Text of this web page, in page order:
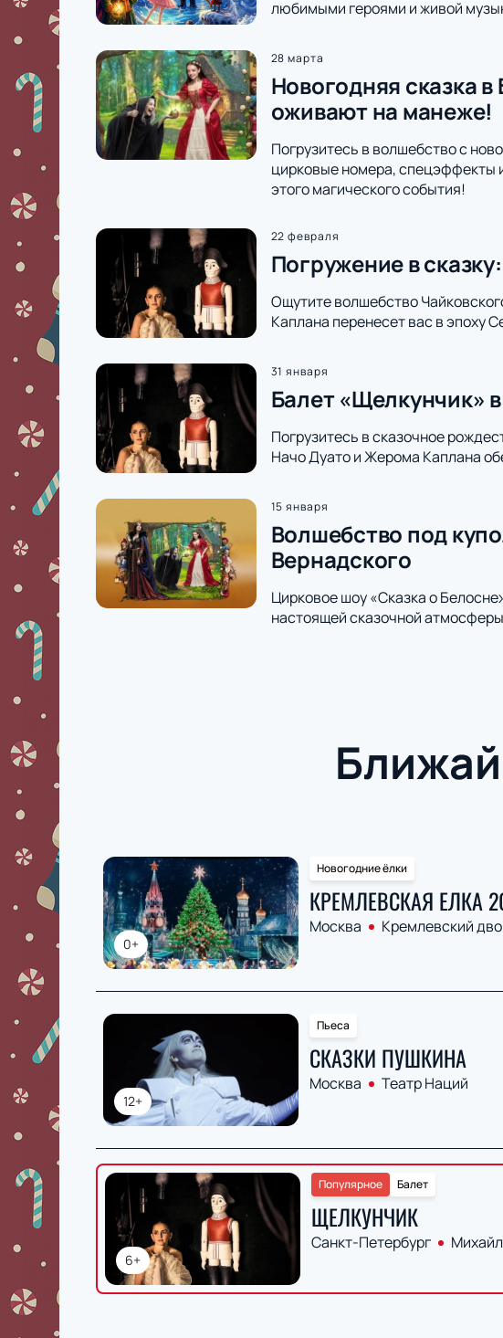
любимыми героями и живой
28 марта
Новогодняя сказка
оживают на манеже!
Погрузитесь в волшебство с
цирковые номера, спецэффекты
этого магического события!
22 февраля
Погружение в
Ощутите волшебство
Каплана перенесет вас в эпоху
31 января
Балет «Щелкунчик»
Погрузитесь в сказочное
Начо Дуато и Жерома Каплана
15 января
Волшебство под
Вернадского
Цирковое шоу «Сказка о
настоящей сказочной
0+
Новогодние ёлки
КРЕМЛЕВСКАЯ ЕЛКА
Москва Кремлевский
12+
Пьеса
СКАЗКИ ПУШКИНА
Москва Театр Наций
6+
Балет
Популярное
ЩЕЛКУНЧИК
Санкт-Петербург